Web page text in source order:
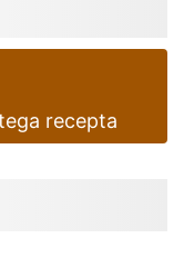
recepta